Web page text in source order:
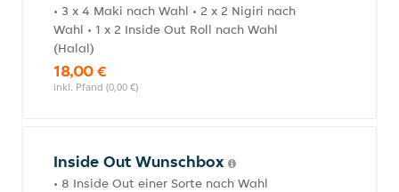
• 3 x 4 Maki nach Wahl • 2 x 2 Nigiri nach
Wahl • 1 x 2 Inside Out Roll nach Wahl
(Halal)
18,00 €
inkl. Pfand (0,00 €)
Inside Out Wunschbox
• 8 Inside Out einer Sorte nach Wahl